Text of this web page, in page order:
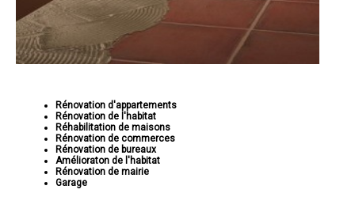
Rénovation d'appartements
Rénovation de l'habitat
Réhabilitation de maisons
Rénovation de commerces
Rénovation de bureaux
Amélioraton de l'habitat
Rénovation de mairie
Garage